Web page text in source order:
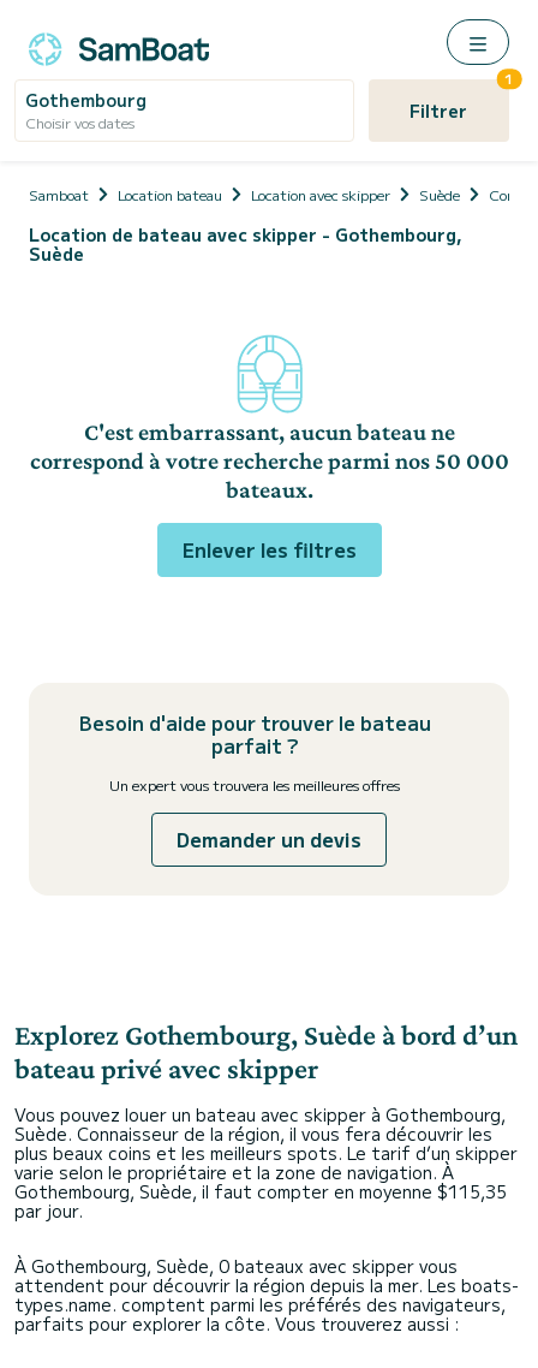
Gothembourg
Choisir vos dates Filtrer
1
Samboat Location bateau Location avec skipper Suède Comté
Location de bateau avec skipper - Gothembourg,
Suède
C'est embarrassant, aucun bateau ne
correspond à votre recherche parmi nos 50 000
bateaux.
Enlever les filtres
Besoin d'aide pour trouver le bateau
parfait ?
Un expert vous trouvera les meilleures offres
Demander un devis
Explorez Gothembourg, Suède à bord d’un
bateau privé avec skipper
Vous pouvez louer un bateau avec skipper à Gothembourg,
Suède. Connaisseur de la région, il vous fera découvrir les
plus beaux coins et les meilleurs spots. Le tarif d’un skipper
varie selon le propriétaire et la zone de navigation. À
Gothembourg, Suède, il faut compter en moyenne $115,35
par jour.
À Gothembourg, Suède, 0 bateaux avec skipper vous
attendent pour découvrir la région depuis la mer. Les boats-
types.name. comptent parmi les préférés des navigateurs,
parfaits pour explorer la côte. Vous trouverez aussi :